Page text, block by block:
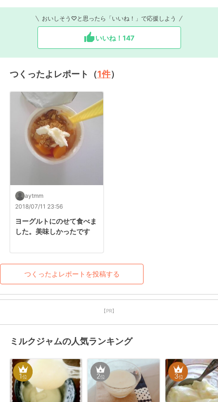
おいしそう♡と思ったら「いいね！」で応援しよう
いいね！ 147
つくったよレポート（1件）
aytmm
2018/07/11 23:56
ヨーグルトにのせて食べま
した。美味しかったです
つくったよレポートを投稿する
【PR】
ミルクジャムの人気ランキング
1位 2位 3位